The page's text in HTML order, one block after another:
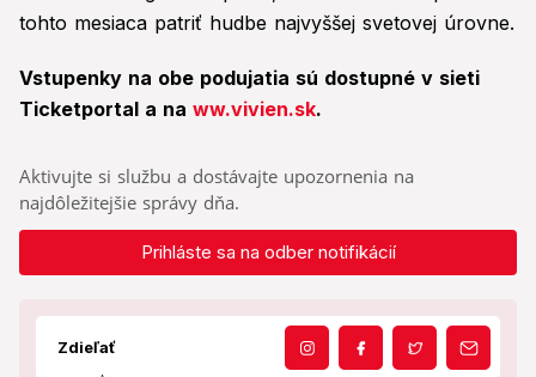
tohto mesiaca patriť hudbe najvyššej svetovej úrovne.
Vstupenky na obe podujatia sú dostupné v sieti
Ticketportal a na ww.vivien.sk.
Aktivujte si službu a dostávajte upozornenia na
najdôležitejšie správy dňa.
Prihláste sa na odber notifikácií
Zdieľať